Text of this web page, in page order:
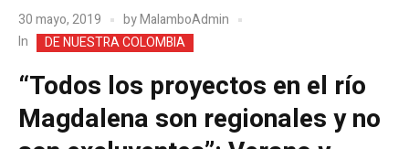
30 mayo, 2019 byMalamboAdmin
In
DE NUESTRA COLOMBIA
“Todos los proyectos en el río
Magdalena son regionales y no